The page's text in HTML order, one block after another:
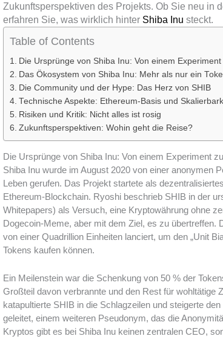
Zukunftsperspektiven des Projekts. Ob Sie neu in
erfahren Sie, was wirklich hinter Shiba Inu steckt.
Table of Contents
Die Ursprünge von Shiba Inu: Von einem
Das Ökosystem von Shiba Inu: Mehr als nur ein
Die Community und der Hype: Das Herz von SHIB
Technische Aspekte: Ethereum-Basis und
Risiken und Kritik: Nicht alles ist rosig
Zukunftsperspektiven: Wohin geht die Reise?
Die Ursprünge von Shiba Inu: Von einem Experiment
Shiba Inu wurde im August 2020 von einer anonymen
Leben gerufen. Das Projekt startete als
Ethereum-Blockchain. Ryoshi beschrieb SHIB in der
Whitepapers) als Versuch, eine Kryptowährung ohne
Dogecoin-Meme, aber mit dem Ziel, es zu übertreffen.
von einer Quadrillion Einheiten lanciert, um den „Unit
Tokens kaufen können.
Ein Meilenstein war die Schenkung von 50 % der
Großteil davon verbrannte und den Rest für wohltätige
katapultierte SHIB in die Schlagzeilen und steigerte
geleitet, einem weiteren Pseudonym, das die
Kryptos gibt es bei Shiba Inu keinen zentralen CEO,